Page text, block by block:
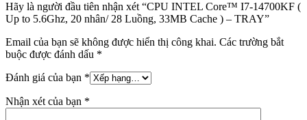
Hãy là người đầu tiên nhận xét “CPU INTEL Core™ I7-14700KF (
Up to 5.6Ghz, 20 nhân/ 28 Luồng, 33MB Cache ) – TRAY”
Email của bạn sẽ không được hiển thị công khai. Các trường bắt
buộc được đánh dấu *
Đánh giá của bạn *
Nhận xét của bạn *